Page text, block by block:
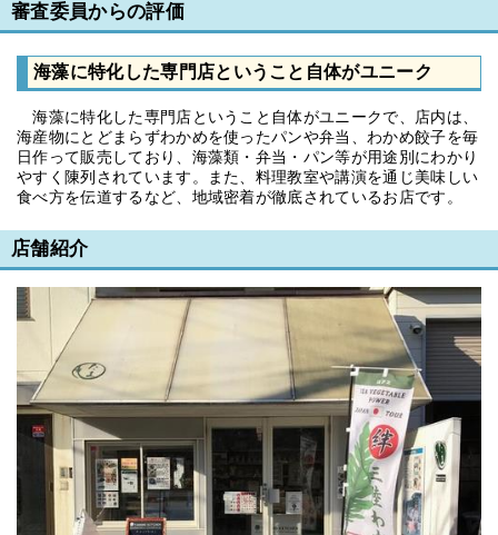
審査委員からの評価
海藻に特化した専門店ということ自体がユニーク
海藻に特化した専門店ということ自体がユニークで、店内は、
海産物にとどまらずわかめを使ったパンや弁当、わかめ餃子を毎
日作って販売しており、海藻類・弁当・パン等が用途別にわかり
やすく陳列されています。また、料理教室や講演を通じ美味しい
食べ方を伝道するなど、地域密着が徹底されているお店です。
店舗紹介